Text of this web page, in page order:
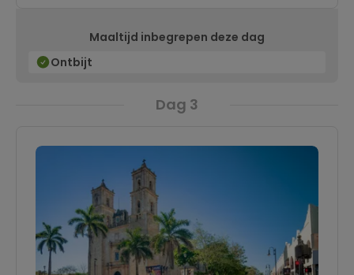
varen we terug naar Cancun. Morgen stappen
we in de bus en reizen we landinwaarts.
Maaltijd inbegrepen deze dag
Ontbijt
Dag 3